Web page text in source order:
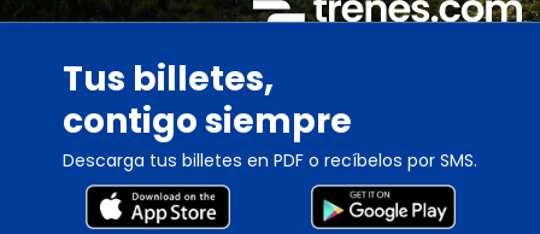
Tus billetes,
contigo siempre
Descarga tus billetes en PDF o recíbelos por SMS.